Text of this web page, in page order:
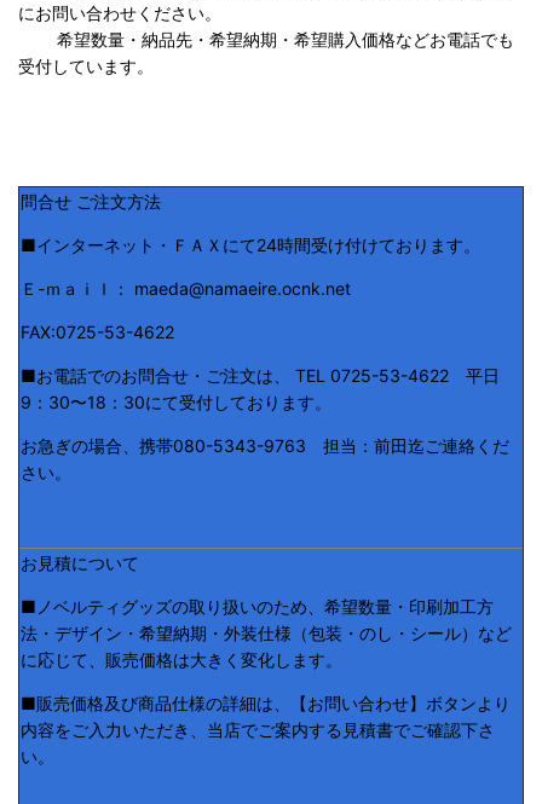
にお問い合わせください。
希望数量・納品先・希望納期・希望購入価格などお電話でも
受付しています。
問合せ ご注文方法
■インターネット・ＦＡＸにて24時間受け付けております。
Ｅ-ｍａｉｌ： maeda@namaeire.ocnk.net
FAX:0725-53-4622
■お電話でのお問合せ・ご注文は、 TEL 0725-53-4622 平日
9：30〜18：30にて受付しております。
お急ぎの場合、携帯080-5343-9763 担当：前田迄ご連絡くだ
さい。
お見積について
■ノベルティグッズの取り扱いのため、希望数量・印刷加工方
法・デザイン・希望納期・外装仕様（包装・のし・シール）など
に応じて、販売価格は大きく変化します。
■販売価格及び商品仕様の詳細は、【お問い合わせ】ボタンより
内容をご入力いただき、当店でご案内する見積書でご確認下さ
い。